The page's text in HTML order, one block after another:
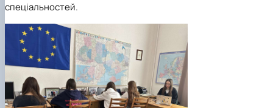
спеціальностей.